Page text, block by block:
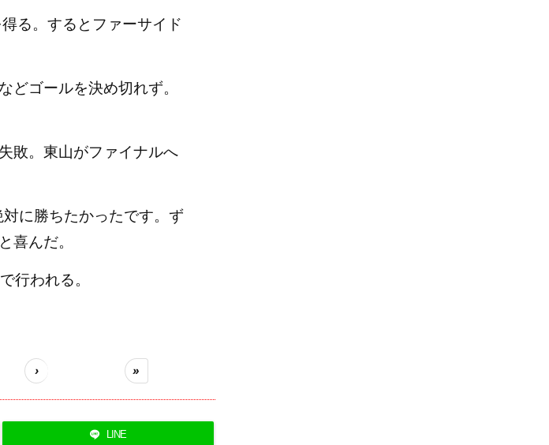
る。するとファーサイド
ゴールを決め切れず。
敗。東山がファイナルへ
に勝ちたかったです。ず
喜んだ。
行われる。
› »
LINE